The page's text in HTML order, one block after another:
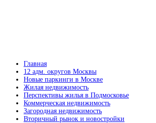
Главная
12 адм. округов Москвы
Новые паркинги в Москве
Жилая недвижимость
Перспективы жилья в Подмосковье
Коммерческая недвижимость
Загородная недвижимость
Вторичный рынок и новостройки